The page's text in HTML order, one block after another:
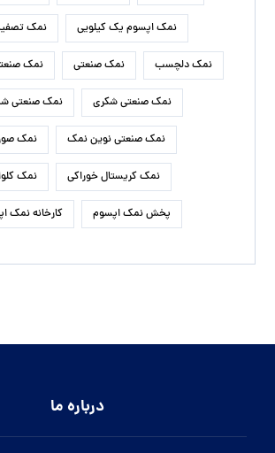
نمک اپسوم یک کیلویی نمک
نمک دلچسب نمک صنعتی نمک
نمک صنعتی شکری نمک صنعتی
نمک صنعتی نوین نمک نمک
نمک کریستال خوراکی نمک
پخش نمک اپسوم کارخانه نمک
درباره ما